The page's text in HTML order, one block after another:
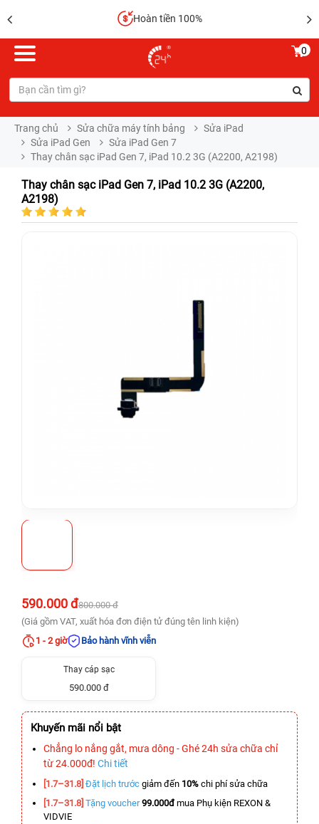
Hoàn tiền 100%
0
Trang chủ Sửa chữa máy tính bảng
Sửa iPad
Sửa iPad Gen
Sửa iPad Gen 7
Thay chân sạc iPad Gen 7, iPad 10.2 3G (A2200, A2198)
Thay chân sạc iPad Gen 7, iPad 10.2 3G (A2200,
A2198)
590.000 đ800.000 đ
(Giá gồm VAT, xuất hóa đơn điện tử đúng tên linh kiện)
1 - 2 giờ
Bảo hành vĩnh viễn
Thay cáp sạc
590.000 đ
Khuyến mãi nổi bật
Chẳng lo nắng gắt, mưa dông - Ghé 24h sửa chữa chỉ
từ 24.000đ! Chi tiết
[1.7–31.8] Đặt lịch trước giảm đến 10% chi phí sửa chữa
[1.7–31.8] Tặng voucher 99.000đmua Phụ kiện REXON &
VIDVIE